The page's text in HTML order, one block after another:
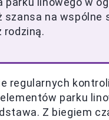
szansa na wspólne
rodziną.
regularnych
parku
Z biegiem